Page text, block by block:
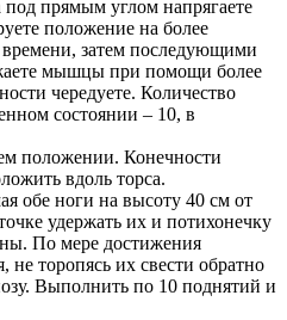
прямым углом напрягаете
положение на более
затем последующими
мышцы при помощи более
чередуете. Количество
состоянии – 10, в
положении. Конечности
вдоль торса.
обе ноги на высоту 40 см от
удержать их и потихонечку
По мере достижения
не торопясь их свести обратно
Выполнить по 10 поднятий и